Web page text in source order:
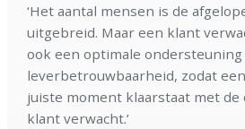
‘Het aantal mensen is de
uitgebreid. Maar een klant
ook een optimale ondersteuning
leverbetrouwbaarheid, zodat
juiste moment klaarstaat met de
klant verwacht.’